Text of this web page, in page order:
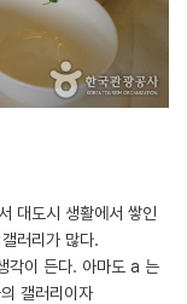
대도시 생활에서 쌓인
러리가 많다.
각이 든다. 아마도 a 는
갤러리이자